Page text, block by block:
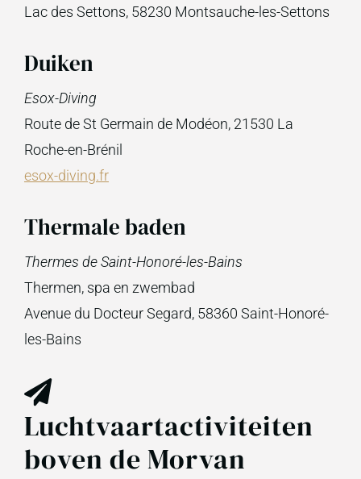
Lac des Settons, 58230 Montsauche-les-Settons
Duiken
Esox-Diving
Route de St Germain de Modéon, 21530 La
Roche-en-Brénil
esox-diving.fr
Thermale baden
Thermes de Saint-Honoré-les-Bains
Thermen, spa en zwembad
Avenue du Docteur Segard, 58360 Saint-Honoré-
les-Bains
Luchtvaartactiviteiten
boven de Morvan